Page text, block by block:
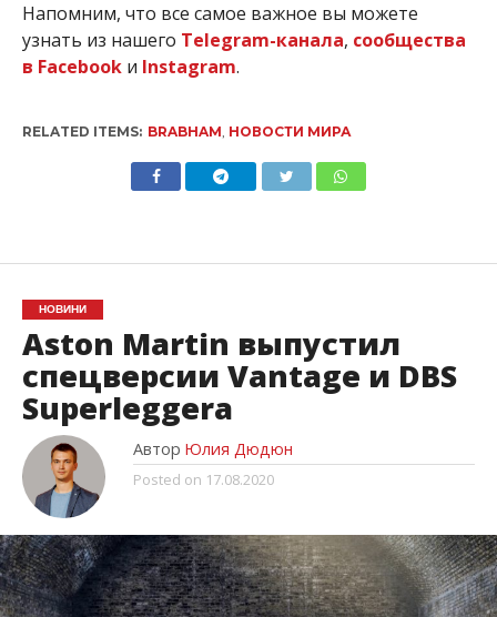
Напомним, что все самое важное вы можете
узнать из нашего Telegram-канала, сообщества
в Facebookи Instagram.
RELATED ITEMS: BRABHAM, НОВОСТИ МИРА
НОВИНИ
Aston Martin выпустил
спецверсии Vantage и DBS
Superleggera
Автор Юлия Дюдюн
Posted on 17.08.2020